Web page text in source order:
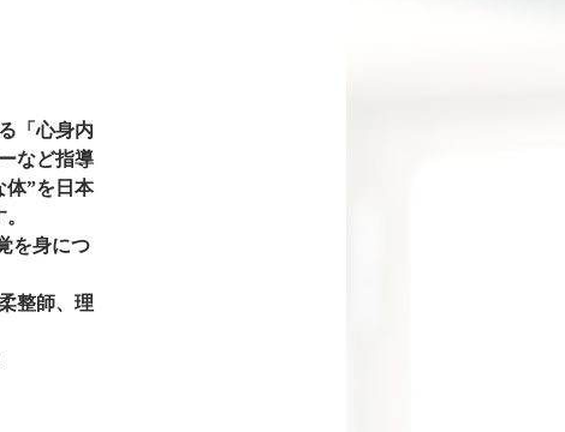
「心身内
など指導
体”を日本
を身につ
整師、理